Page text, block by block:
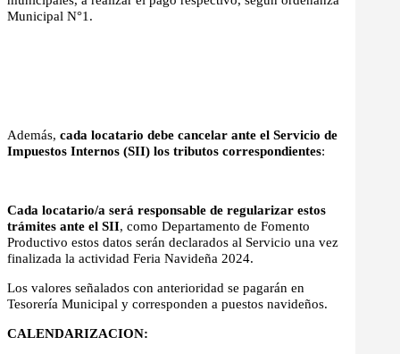
Municipal N°1.
Además, cada locatario debe cancelar ante el Servicio de
Impuestos Internos (SII) los tributos correspondientes:
Cada locatario/a será responsable de regularizar estos
trámites ante el SII, como Departamento de Fomento
Productivo estos datos serán declarados al Servicio una vez
finalizada la actividad Feria Navideña 2024.
Los valores señalados con anterioridad se pagarán en
Tesorería Municipal y corresponden a puestos navideños.
CALENDARIZACION: